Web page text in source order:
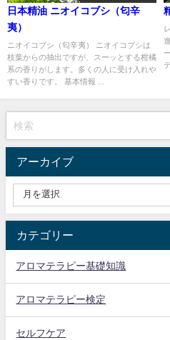
日本精油 ニオイコブシ（匂辛
夷）
ニオイコブシ（匂辛夷） ニオイコブシは
枝葉からの抽出ですが、スーッとする柑橘
系の香りがします。多くの人に受け入れや
すい香りです。 基本情報 ...
アーカイブ
カテゴリー
アロマテラピー基礎知識
アロマテラピー検定
セルフケア